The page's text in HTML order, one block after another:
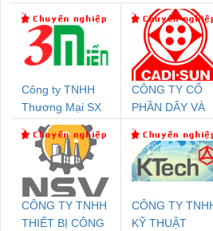
Công ty TNHH
Thương Mại SX
Ba Miền
CÔNG TY CỔ
PHẦN DÂY VÀ
THƯỢNG ĐÌNH
CÔNG TY TNHH
THIẾT BỊ CÔNG
CÔNG TY
KỸ THUẬT